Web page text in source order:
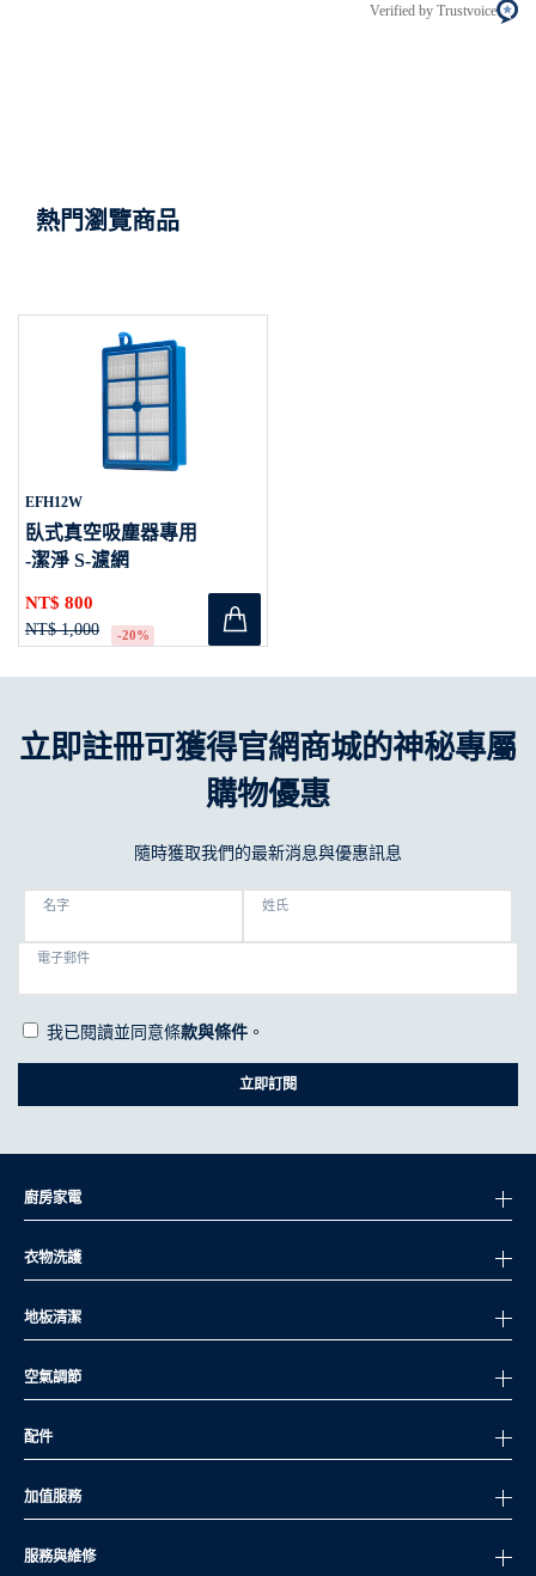
Verified by Trustvoice
熱門瀏覽商品
EFH12W
臥式真空吸塵器專用
-潔淨 S-濾網
NT$ 800
NT$ 1,000 -20%
立即註冊可獲得官網商城的神秘專屬
購物優惠
隨時獲取我們的最新消息與優惠訊息
名字 姓氏
電子郵件
我已閱讀並同意條款與條件 。
立即訂閱
廚房家電
衣物洗護
地板清潔
空氣調節
配件
加值服務
服務與維修